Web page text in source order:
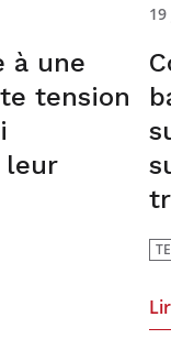
à une
tension
leur